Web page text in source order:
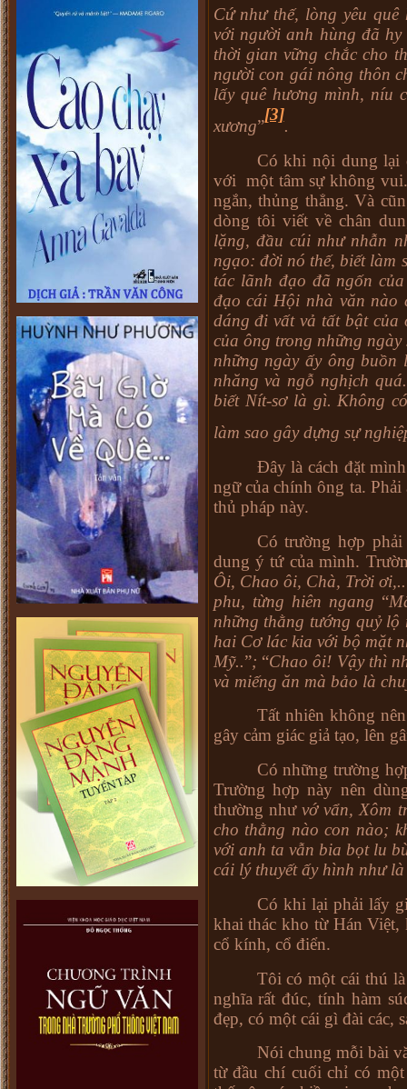
Cứ như thế, lòng yêu
với người anh hùng đã
thời gian vững chắc cho
người con gái nông thôn
lấy quê hương mình, níu
xương”
[3]
.
Có khi nội dung lại
với một tâm sự không
ngắn, thủng thẳng. Và
dòng tôi viết về chân
lặng, đầu cúi như nhẫn
ngạo: đời nó thế, biết làm
tác lãnh đạo đã ngốn
đạo cái Hội nhà văn nào
dáng đi vất vả tất bật của
của ông trong những
những ngày ấy ông
nhăng và ngỗ nghịch
biết Nít-sơ là gì. Không
làm sao gây dựng sự
Đây là cách đặt
ngữ của chính ông ta.
thủ pháp này.
Có trường hợp
dung ý tứ của mình.
Ôi, Chao ôi, Chà, Trời
phu, từng hiên ngang “
những thằng tướng quỷ
hai Cơ lác kia với bộ mặt
Mỹ..”; “Chao ôi! Vậy thì
và miếng ăn mà bảo là
Tất nhiên không
gây cảm giác giả tạo, lên
Có những trường
Trường hợp này nên
thường như vớ vẩn, Xôm
cho thằng nào con nào;
với anh ta vẫn bia bọt lu
cái lý thuyết ấy hình như
Có khi lại phải lấy
khai thác kho từ Hán Việt,
cổ kính, cổ điển.
Tôi có một cái thú
nghĩa rất đúc, tính hàm
đẹp, có một cái gì đài các,
Nói chung mỗi bài
từ đầu chí cuối chỉ có